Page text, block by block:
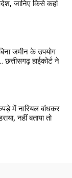
जानिए किसे कहां
जमीन के उपयोग
हाईकोर्ट ने
में नारियल बांधकर
नहीं बताया तो